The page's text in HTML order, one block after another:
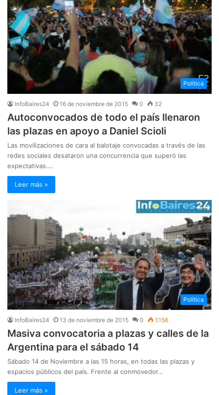
Política
InfoBaires24 16 de noviembre de 2015 0 32
Autoconvocados de todo el país llenaron
las plazas en apoyo a Daniel Scioli
Las movilizaciones de cara al balotaje convocadas a través de las
redes sociales desataron una concurrencia que superó las
expectativas.…
Leer más »
Política
InfoBaires24 13 de noviembre de 2015 0 1.156
Masiva convocatoria a plazas y calles de la
Argentina para el sábado 14
Sábado 14 de Noviembre a las 15 horas, en todas las plazas y
espacios públicos del país. Frente al conmovedor…
Leer más »